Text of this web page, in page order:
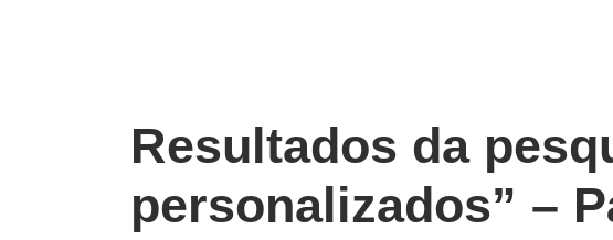
Resultados da
personalizados” –